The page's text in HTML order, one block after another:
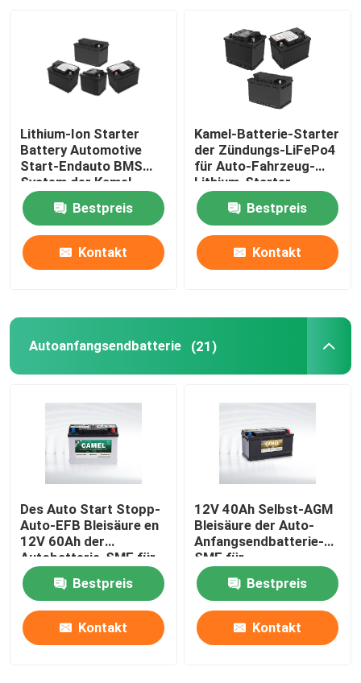
Handelsbatterie-Speicher-System
Lithium-Ion Starter
Battery Automotive
Start-Endauto BMS
System der Kamel-
Batterie-12V 40Ah
Bestpreis
Kontakt
Kamel-Batterie-Starter
der Zündungs-LiFePo4
für Auto-Fahrzeug-
Lithium-Starter-
Batterie
Bestpreis
Kontakt
Autoanfangsendbatterie (21)
Des Auto Start Stopp-
Auto-EFB Bleisäure en
12V 60Ah der
Autobatterie-SMF für
Fahrzeuge
Bestpreis
Kontakt
12V 40Ah Selbst-AGM
Bleisäure der Auto-
Anfangsendbatterie-
SMF für
Mehrzweckfahrzeug
Bestpreis
Kontakt